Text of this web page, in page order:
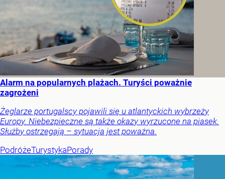
Alarm na popularnych plażach. Turyści poważnie
zagrożeni
Żeglarze portugalscy pojawili się u atlantyckich wybrzeży
Europy. Niebezpieczne są także okazy wyrzucone na piasek.
Służby ostrzegają – sytuacja jest poważna.
PodróżeTurystykaPorady